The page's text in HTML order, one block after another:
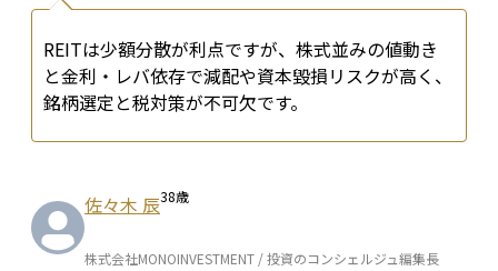
REITは少額分散が利点ですが、株式並みの値動き
と金利・レバ依存で減配や資本毀損リスクが高く、
銘柄選定と税対策が不可欠です。
佐々木 辰38歳
株式会社MONOINVESTMENT / 投資のコンシェルジュ編集長